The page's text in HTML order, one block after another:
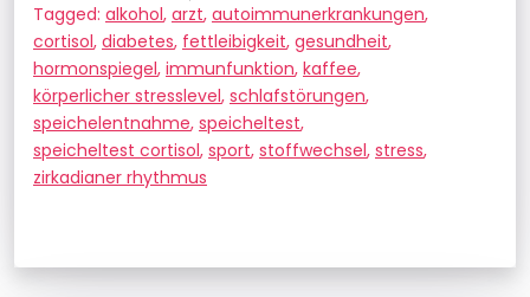
Tagged: alkohol, arzt, autoimmunerkrankungen,
cortisol, diabetes, fettleibigkeit, gesundheit,
hormonspiegel, immunfunktion, kaffee,
körperlicher stresslevel, schlafstörungen,
speichelentnahme, speicheltest,
speicheltest cortisol, sport, stoffwechsel, stress,
zirkadianer rhythmus